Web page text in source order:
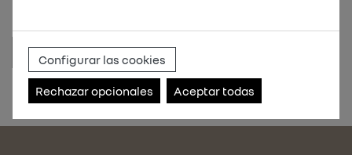
Referencia:RDC091.SUP.15
Configurar las cookies
Rechazar opcionales Aceptar todas